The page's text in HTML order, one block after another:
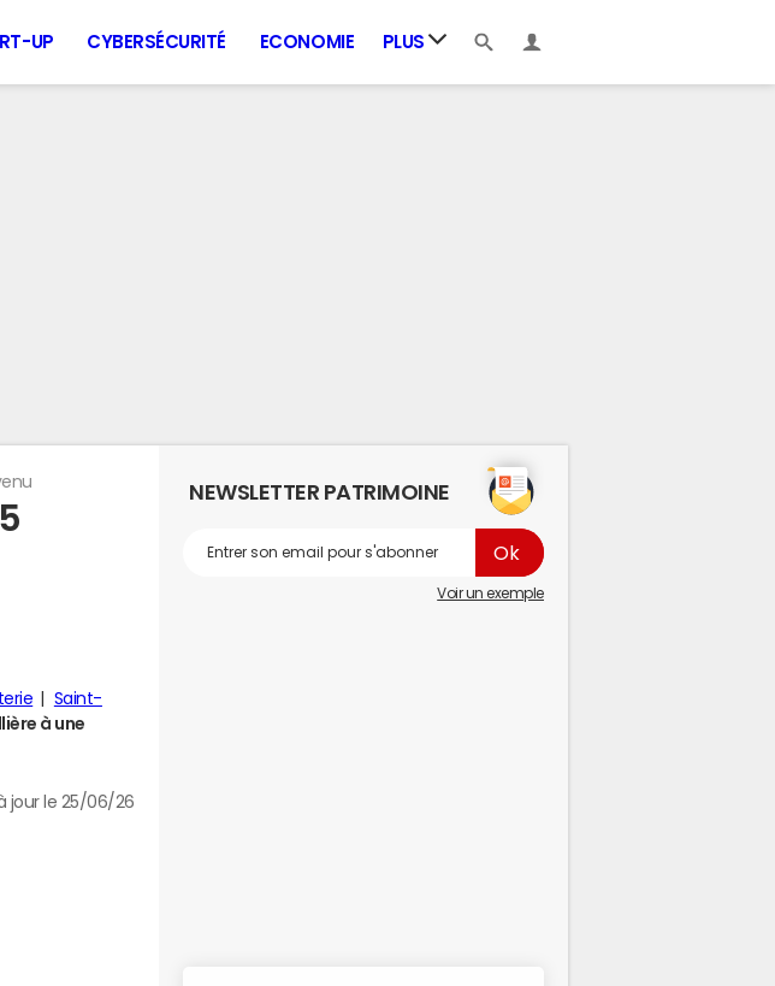
UP CYBERSÉCURITÉ ECONOMIE PLUS
Saint-
à une
jour le 25/06/26
NEWSLETTER PATRIMOINE
Voir un exemple